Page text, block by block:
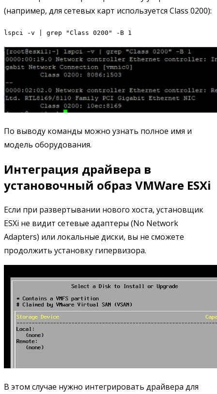
(например, для сетевых карт используется Class 0200):
lspci -v | grep "Class 0200" -B 1
По выводу команды можно узнать полное имя и
модель оборудования.
Интеграция драйвера в
установочный образ VMWare ESXi
Если при развертывании нового хоста, установщик
ESXi не видит сетевые адаптеры (No Network
Adapters) или локальные диски, вы не сможете
продолжить установку гипервизора.
В этом случае нужно интегрировать драйвера для